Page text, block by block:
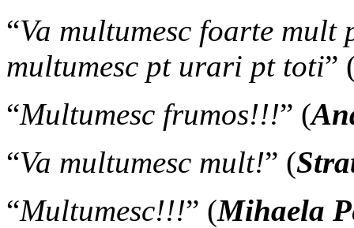
“Va multumesc foarte
multumesc pt urari pt toti”
“Multumesc frumos!!!” (
“Va multumesc mult!” (
“Multumesc!!!” (Mihaela